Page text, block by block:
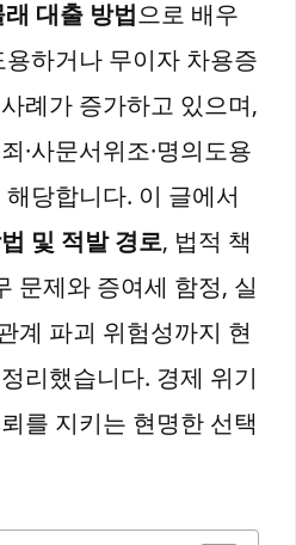
대출 방법으로 배우
하거나 무이자 차용증
례가 증가하고 있으며,
·사문서위조·명의도용
당합니다. 이 글에서
및 적발 경로, 법적 책
문제와 증여세 함정, 실
계 파괴 위험성까지 현
리했습니다. 경제 위기
를 지키는 현명한 선택